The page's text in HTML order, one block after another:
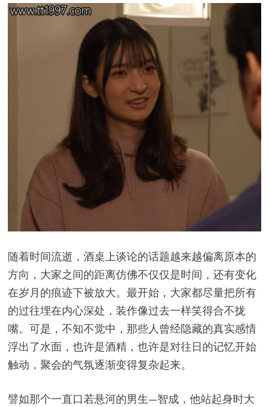
随着时间流逝，酒桌上谈论的话题越来越偏离原本的
方向，大家之间的距离仿佛不仅仅是时间，还有变化
在岁月的痕迹下被放大。最开始，大家都尽量把所有
的过往埋在内心深处，装作像过去一样笑得合不拢
嘴。可是，不知不觉中，那些人曾经隐藏的真实感情
浮出了水面，也许是酒精，也许是对往日的记忆开始
触动，聚会的气氛逐渐变得复杂起来。
譬如那个一直口若悬河的男生—智成，他站起身时大